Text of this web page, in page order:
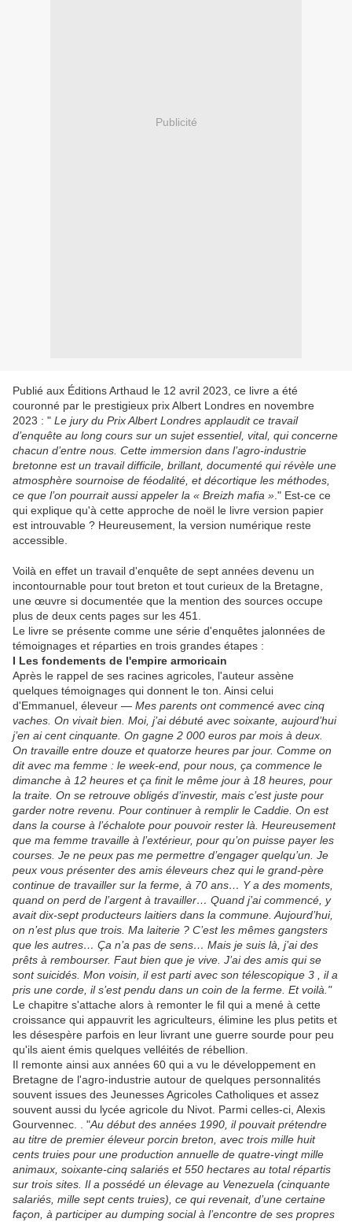
Publicité
Publié aux Éditions Arthaud le 12 avril 2023, ce livre a été
couronné par le prestigieux prix Albert Londres en novembre
2023 : " Le jury du Prix Albert Londres applaudit ce travail
d’enquête au long cours sur un sujet essentiel, vital, qui concerne
chacun d’entre nous. Cette immersion dans l’agro-industrie
bretonne est un travail difficile, brillant, documenté qui révèle une
atmosphère sournoise de féodalité, et décortique les méthodes,
ce que l’on pourrait aussi appeler la « Breizh mafia » ." Est-ce ce
qui explique qu'à cette approche de noël le livre version papier
est introuvable ? Heureusement, la version numérique reste
accessible.
Voilà en effet un travail d'enquête de sept années devenu un
incontournable pour tout breton et tout curieux de la Bretagne,
une œuvre si documentée que la mention des sources occupe
plus de deux cents pages sur les 451.
Le livre se présente comme une série d'enquêtes jalonnées de
témoignages et réparties en trois grandes étapes :
I Les fondements de l'empire armoricain
Après le rappel de ses racines agricoles, l'auteur assène
quelques témoignages qui donnent le ton. Ainsi celui
d'Emmanuel, éleveur — Mes parents ont commencé avec cinq
vaches. On vivait bien. Moi, j’ai débuté avec soixante, aujourd’hui
j’en ai cent cinquante. On gagne 2 000 euros par mois à deux.
On travaille entre douze et quatorze heures par jour. Comme on
dit avec ma femme : le week-end, pour nous, ça commence le
dimanche à 12 heures et ça finit le même jour à 18 heures, pour
la traite. On se retrouve obligés d’investir, mais c’est juste pour
garder notre revenu. Pour continuer à remplir le Caddie. On est
dans la course à l’échalote pour pouvoir rester là. Heureusement
que ma femme travaille à l’extérieur, pour qu’on puisse payer les
courses. Je ne peux pas me permettre d’engager quelqu’un. Je
peux vous présenter des amis éleveurs chez qui le grand-père
continue de travailler sur la ferme, à 70 ans… Y a des moments,
quand on perd de l’argent à travailler… Quand j’ai commencé, y
avait dix-sept producteurs laitiers dans la commune. Aujourd’hui,
on n’est plus que trois. Ma laiterie ? C’est les mêmes gangsters
que les autres… Ça n’a pas de sens… Mais je suis là, j’ai des
prêts à rembourser. Faut bien que je vive. J’ai des amis qui se
sont suicidés. Mon voisin, il est parti avec son télescopique 3 , il a
pris une corde, il s’est pendu dans un coin de la ferme. Et voilà."
Le chapitre s'attache alors à remonter le fil qui a mené à cette
croissance qui appauvrit les agriculteurs, élimine les plus petits et
les désespère parfois en leur livrant une guerre sourde pour peu
qu'ils aient émis quelques velléités de rébellion.
Il remonte ainsi aux années 60 qui a vu le développement en
Bretagne de l'agro-industrie autour de quelques personnalités
souvent issues des Jeunesses Agricoles Catholiques et assez
souvent aussi du lycée agricole du Nivot. Parmi celles-ci, Alexis
Gourvennec. . "Au début des années 1990, il pouvait prétendre
au titre de premier éleveur porcin breton, avec trois mille huit
cents truies pour une production annuelle de quatre-vingt mille
animaux, soixante-cinq salariés et 550 hectares au total répartis
sur trois sites. Il a possédé un élevage au Venezuela (cinquante
salariés, mille sept cents truies), ce qui revenait, d’une certaine
façon, à participer au dumping social à l’encontre de ses propres